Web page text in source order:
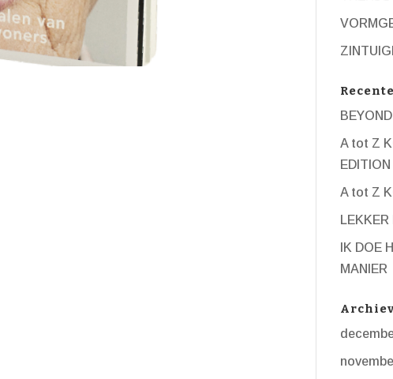
A tot Z
EDITION
A tot Z
LEKKER
IK DOE
MANIER